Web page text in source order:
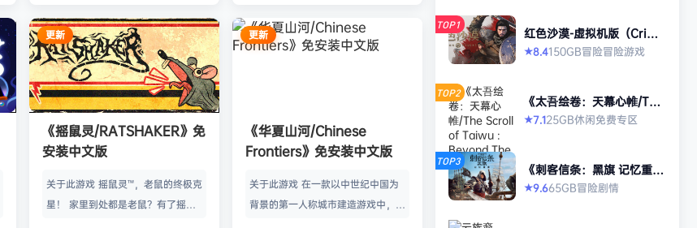
并逐渐解明这个世界与人们之间的关
联。 进化的狩猎动作，寻求连续不
断的沉浸感，究极的狩猎体验正等待
你的到来。 故事 数年前，在公会还
没有调查过的未踏足领域“封禁之地”
的边境上，一名少年“纳塔”获救。
公会根…
the Wolves』终于登场！ ■新实装
了加速兴奋的“REV系统”！ 新实装
更新
《摇鼠灵/RATSHAKER》免
安装中文版
关于此游戏 摇鼠灵™，老鼠的终极克
星！ 家里到处都是老鼠？有了摇鼠
更新
《华夏山河/Chinese
Frontiers》免安装中文版
关于此游戏 在一款以中世纪中国为
背景的第一人称城市建造游戏中，规
TOP1
红色沙漠-虚拟机版（Crims
on Desert HYPERVISO
R）免安装中文版
★8.4150GB冒险冒险游戏
TOP2
《太吾绘卷：天幕心帷/The
Scroll of Taiwu : Beyond
The Dom》免安装中文版
★7.125GB休闲免费专区
TOP3
《刺客信条：黑旗 记忆重
置-虚拟机版/Assassin’s Cr
eed Black Flag Resynced
★9.665GB冒险剧情